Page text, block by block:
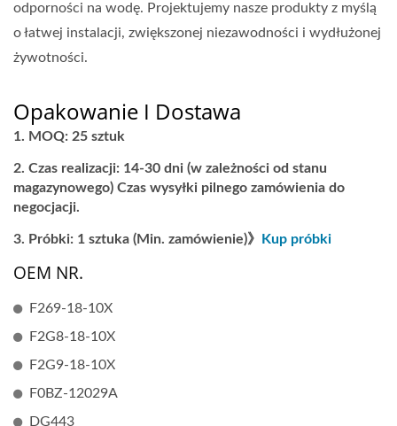
odporności na wodę. Projektujemy nasze produkty z myślą
o łatwej instalacji, zwiększonej niezawodności i wydłużonej
żywotności.
Opakowanie I Dostawa
MOQ: 25 sztuk
Czas realizacji: 14-30 dni (w zależności od stanu
magazynowego) Czas wysyłki pilnego zamówienia do
negocjacji.
Próbki: 1 sztuka (Min. zamówienie)》 Kup próbki
OEM NR.
F269-18-10X
F2G8-18-10X
F2G9-18-10X
F0BZ-12029A
DG443